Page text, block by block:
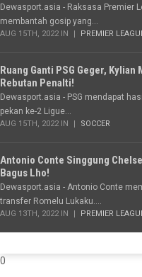
Dewasport.asia - Raksasa Premier
membantah gosip yang...
AUG 15TH, 2022 IN PREMIER
Ruang Ganti PSG Geger,
Rebutan Penalti!
Dewasport.asia - PSG mendapat
pekan ke-2 Ligue...
AUG 15TH, 2022 IN SOCCER
Antonio Conte Singgung
Bagus Lho!
Dewasport.asia - Antonio Conte
transfer Romelu Lukaku....
AUG 13TH, 2022 IN PREMIER
0